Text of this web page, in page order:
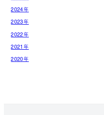
2024年
2023年
2022年
2021年
2020年